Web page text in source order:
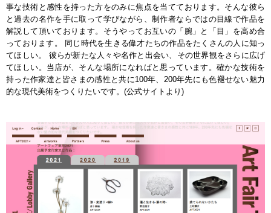
事な技術と感性を持った方をのみに焦点を当てております。そんな彼ら
と過去の名作を手に取って学びながら、制作者ならではの目線で作品を
解説して頂いております。そうやってお互いの「腕」と「目」を高め合
っております。 同じ時代を生きる偉才たちの作品をたくさんの人に知っ
てほしい。 彼らが新たな人々や名作と出会い、その世界観をさらに広げ
てほしい。当店が、そんな場所になればと思っています。確かな技術を
持った作家達と皆さまの感性と共に100年、200年先にも色褪せない魅力
的な現代美術をつくりたいです。(公式サイトより)